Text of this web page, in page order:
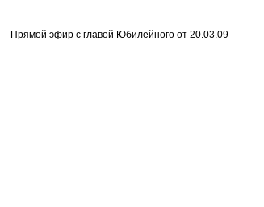
Прямой эфир с главой Юбилейного от 20.03.09